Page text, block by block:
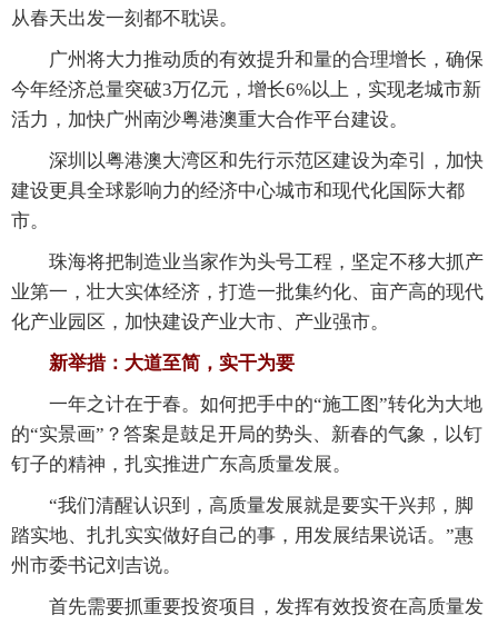
从春天出发一刻都不耽误。
广州将大力推动质的有效提升和量的合理增长，确保
今年经济总量突破3万亿元，增长6%以上，实现老城市新
活力，加快广州南沙粤港澳重大合作平台建设。
深圳以粤港澳大湾区和先行示范区建设为牵引，加快
建设更具全球影响力的经济中心城市和现代化国际大都
市。
珠海将把制造业当家作为头号工程，坚定不移大抓产
业第一，壮大实体经济，打造一批集约化、亩产高的现代
化产业园区，加快建设产业大市、产业强市。
新举措：大道至简，实干为要
一年之计在于春。如何把手中的“施工图”转化为大地
的“实景画”？答案是鼓足开局的势头、新春的气象，以钉
钉子的精神，扎实推进广东高质量发展。
“我们清醒认识到，高质量发展就是要实干兴邦，脚
踏实地、扎扎实实做好自己的事，用发展结果说话。”惠
州市委书记刘吉说。
首先需要抓重要投资项目，发挥有效投资在高质量发